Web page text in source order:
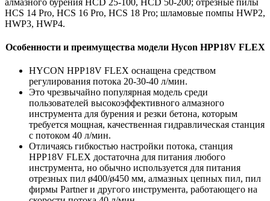
HCS 14 Pro, HCS 16 Pro, HCS 18 Pro; шламовые помпы HWP2,
HWP3, HWP4.
Особенности и преимущества модели Hycon HPP18V FLEX
HYCON HPP18V FLEX оснащена средством
регулирования потока 20-30-40 л/мин.
Это чрезвычайно популярная модель среди
пользователей высокоэффективного алмазного
инструмента для бурения и резки бетона, которым
требуется мощная, качественная гидравлическая станция
с потоком 40 л/мин.
Отличаясь гибкостью настройки потока, станция
HPP18V FLEX достаточна для питания любого
инструмента, но обычно используется для питания
отрезных пил ø400/ø450 мм, алмазных цепных пил, пил
фирмы Partner и другого инструмента, работающего на